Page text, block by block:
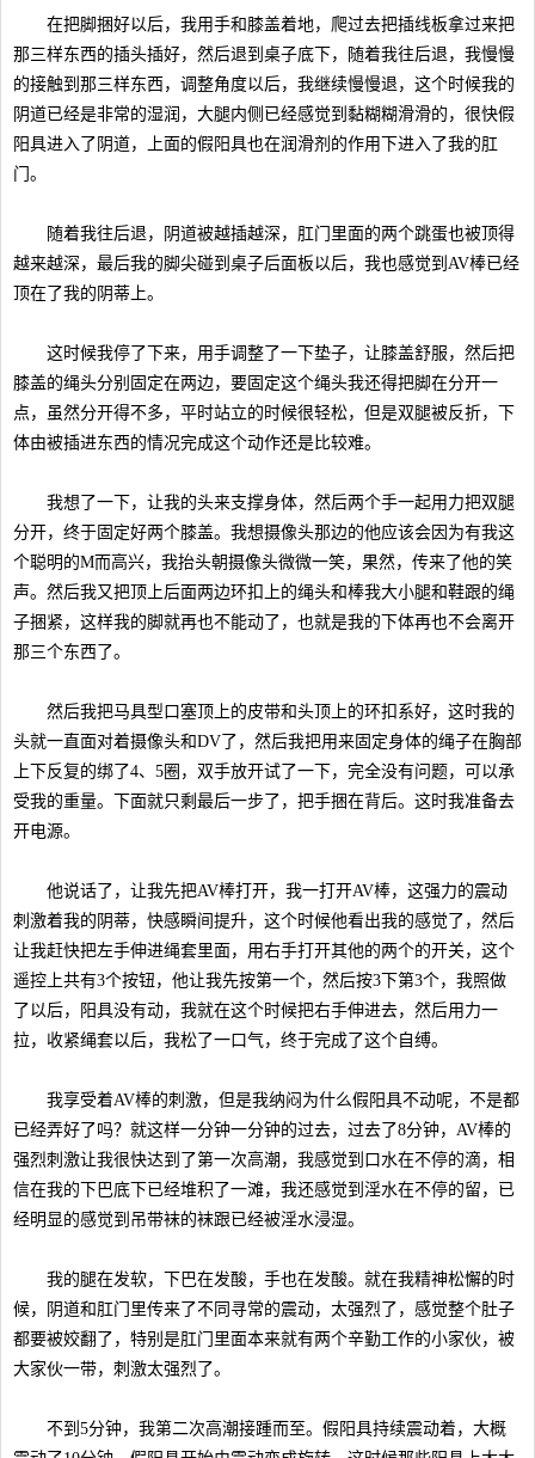
在把脚捆好以后，我用手和膝盖着地，爬过去把插线板拿过来把
那三样东西的插头插好，然后退到桌子底下，随着我往后退，我慢慢
的接触到那三样东西，调整角度以后，我继续慢慢退，这个时候我的
阴道已经是非常的湿润，大腿内侧已经感觉到黏糊糊滑滑的，很快假
阳具进入了阴道，上面的假阳具也在润滑剂的作用下进入了我的肛
门。
随着我往后退，阴道被越插越深，肛门里面的两个跳蛋也被顶得
越来越深，最后我的脚尖碰到桌子后面板以后，我也感觉到AV棒已经
顶在了我的阴蒂上。
这时候我停了下来，用手调整了一下垫子，让膝盖舒服，然后把
膝盖的绳头分别固定在两边，要固定这个绳头我还得把脚在分开一
点，虽然分开得不多，平时站立的时候很轻松，但是双腿被反折，下
体由被插进东西的情况完成这个动作还是比较难。
我想了一下，让我的头来支撑身体，然后两个手一起用力把双腿
分开，终于固定好两个膝盖。我想摄像头那边的他应该会因为有我这
个聪明的M而高兴，我抬头朝摄像头微微一笑，果然，传来了他的笑
声。然后我又把顶上后面两边环扣上的绳头和棒我大小腿和鞋跟的绳
子捆紧，这样我的脚就再也不能动了，也就是我的下体再也不会离开
那三个东西了。
然后我把马具型口塞顶上的皮带和头顶上的环扣系好，这时我的
头就一直面对着摄像头和DV了，然后我把用来固定身体的绳子在胸部
上下反复的绑了4、5圈，双手放开试了一下，完全没有问题，可以承
受我的重量。下面就只剩最后一步了，把手捆在背后。这时我准备去
开电源。
他说话了，让我先把AV棒打开，我一打开AV棒，这强力的震动
刺激着我的阴蒂，快感瞬间提升，这个时候他看出我的感觉了，然后
让我赶快把左手伸进绳套里面，用右手打开其他的两个的开关，这个
遥控上共有3个按钮，他让我先按第一个，然后按3下第3个，我照做
了以后，阳具没有动，我就在这个时候把右手伸进去，然后用力一
拉，收紧绳套以后，我松了一口气，终于完成了这个自缚。
我享受着AV棒的刺激，但是我纳闷为什么假阳具不动呢，不是都
已经弄好了吗？就这样一分钟一分钟的过去，过去了8分钟，AV棒的
强烈刺激让我很快达到了第一次高潮，我感觉到口水在不停的滴，相
信在我的下巴底下已经堆积了一滩，我还感觉到淫水在不停的留，已
经明显的感觉到吊带袜的袜跟已经被淫水浸湿。
我的腿在发软，下巴在发酸，手也在发酸。就在我精神松懈的时
候，阴道和肛门里传来了不同寻常的震动，太强烈了，感觉整个肚子
都要被姣翻了，特别是肛门里面本来就有两个辛勤工作的小家伙，被
大家伙一带，刺激太强烈了。
不到5分钟，我第二次高潮接踵而至。假阳具持续震动着，大概